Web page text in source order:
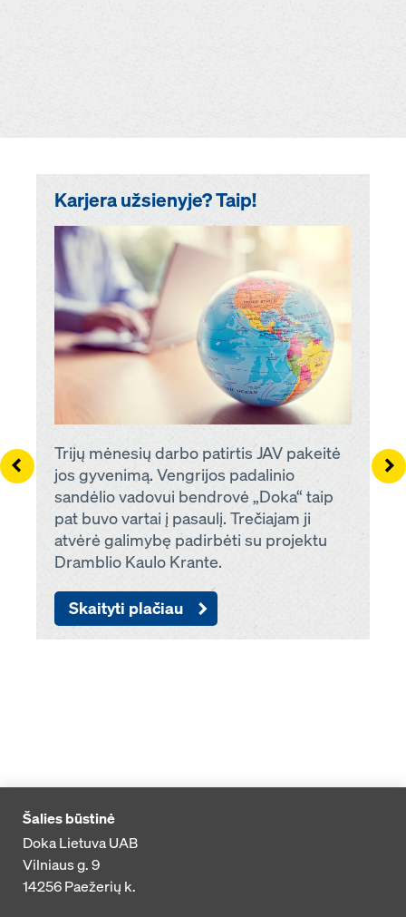
Karjera užsienyje? Taip!
Trijų mėnesių darbo patirtis JAV pakeitė
jos gyvenimą. Vengrijos padalinio
sandėlio vadovui bendrovė „Doka“ taip
pat buvo vartai į pasaulį. Trečiajam ji
atvėrė galimybę padirbėti su projektu
Dramblio Kaulo Krante.
Skaityti plačiau
Left
Šalies būstinė
Doka Lietuva UAB
Vilniaus g. 9
14256Paežerių k.